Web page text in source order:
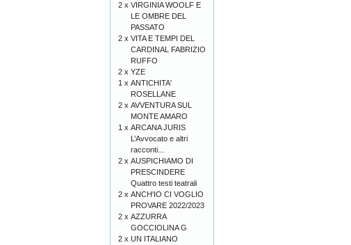
2 x VIRGINIA WOOLF E
LE OMBRE DEL
PASSATO
2 x VITA E TEMPI DEL
CARDINAL FABRIZIO
RUFFO
2 x YZE
1 x ANTICHITA'
ROSELLANE
2 x AVVENTURA SUL
MONTE AMARO
1 x ARCANA JURIS
L’Avvocato e altri
racconti...
2 x AUSPICHIAMO DI
PRESCINDERE
Quattro testi teatrali
2 x ANCH'IO CI VOGLIO
PROVARE 2022/2023
2 x AZZURRA
GOCCIOLINA G
2 x UN ITALIANO